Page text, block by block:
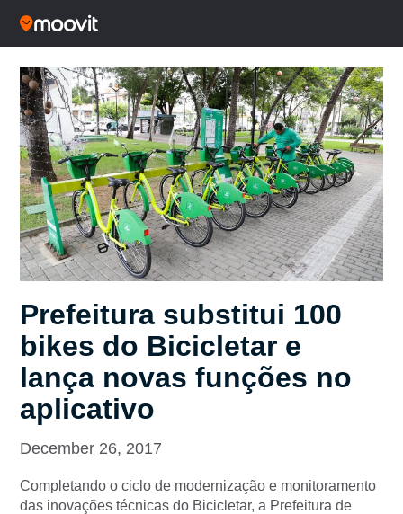
Prefeitura substitui 100
bikes do Bicicletar e
lança novas funções no
aplicativo
December 26, 2017
Completando o ciclo de modernização e monitoramento
das inovações técnicas do Bicicletar, a Prefeitura de